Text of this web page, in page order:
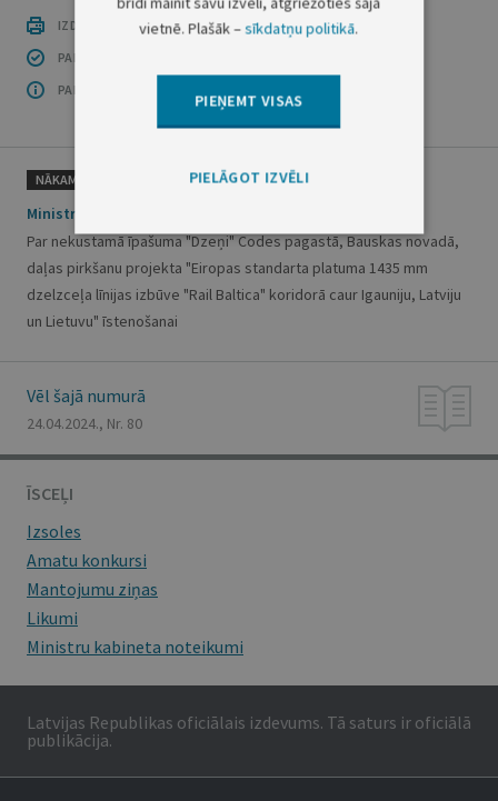
IZDRUKĀT PUBLIKĀCIJU
PAR INFORMĀCIJAS DROŠĪBU
PAR ŠO GRUPU
NĀKAMAIS
Ministru kabineta rīkojums Nr. 312
Par nekustamā īpašuma "Dzeņi" Codes pagastā, Bauskas novadā,
daļas pirkšanu projekta "Eiropas standarta platuma 1435 mm
dzelzceļa līnijas izbūve "Rail Baltica" koridorā caur Igauniju, Latviju
un Lietuvu" īstenošanai
Vēl šajā numurā
24.04.2024., Nr. 80
ĪSCEĻI
Izsoles
Amatu konkursi
Mantojumu ziņas
Likumi
Ministru kabineta noteikumi
Latvijas Republikas oficiālais izdevums. Tā saturs ir oficiālā
publikācija.
vietnē. Plašāk –sīkdatņu politikā.
PIEŅEMT VISAS
PIELĀGOT IZVĒLI